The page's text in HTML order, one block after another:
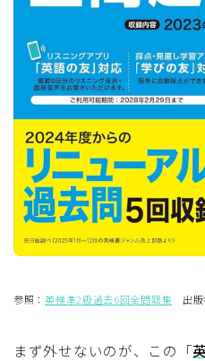
参照：英検準2級過去6回全問題集 出版
まず外せないのが、この「